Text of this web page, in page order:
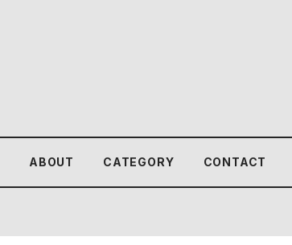
ABOUT CATEGORY CONTACT